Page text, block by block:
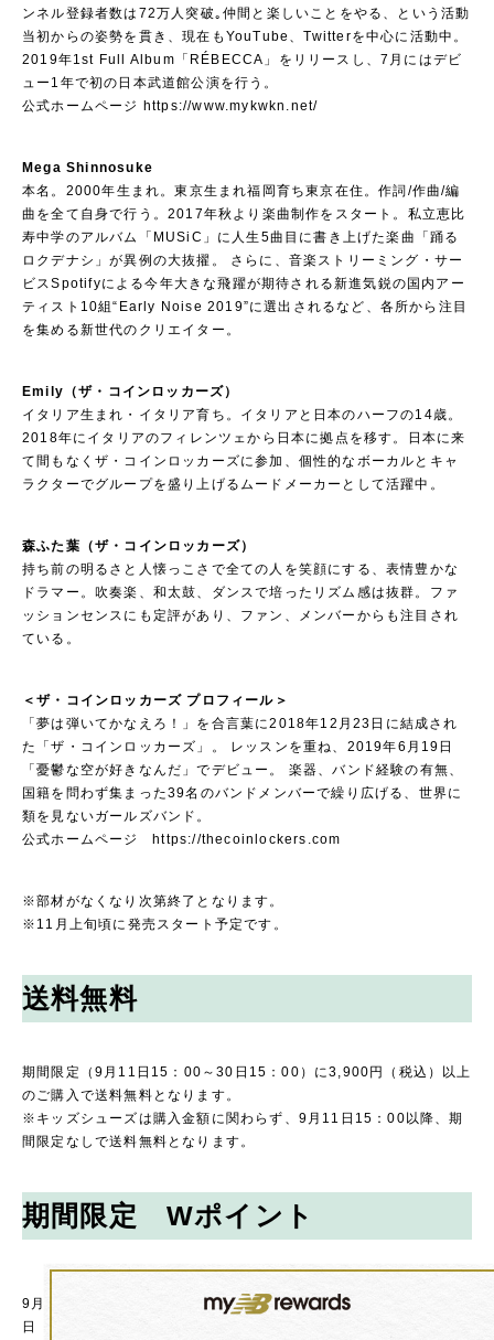
ンネル登録者数は72万人突破｡仲間と楽しいことをやる、という活動
当初からの姿勢を貫き、現在もYouTube、Twitterを中心に活動中。
2019年1st Full Album「RÉBECCA」をリリースし、7月にはデビ
ュー1年で初の日本武道館公演を行う。
公式ホームページ https://www.mykwkn.net/
Mega Shinnosuke
本名。2000年生まれ。東京生まれ福岡育ち東京在住。作詞/作曲/編
曲を全て自身で行う。2017年秋より楽曲制作をスタート。私立恵比
寿中学のアルバム「MUSiC」に人生5曲目に書き上げた楽曲「踊る
ロクデナシ」が異例の大抜擢。 さらに、音楽ストリーミング・サー
ビスSpotifyによる今年大きな飛躍が期待される新進気鋭の国内アー
ティスト10組“Early Noise 2019”に選出されるなど、各所から注目
を集める新世代のクリエイター。
Emily（ザ・コインロッカーズ）
イタリア生まれ・イタリア育ち。イタリアと日本のハーフの14歳。
2018年にイタリアのフィレンツェから日本に拠点を移す。日本に来
て間もなくザ・コインロッカーズに参加、個性的なボーカルとキャ
ラクターでグループを盛り上げるムードメーカーとして活躍中。
森ふた葉（ザ・コインロッカーズ）
持ち前の明るさと人懐っこさで全ての人を笑顔にする、表情豊かな
ドラマー。吹奏楽、和太鼓、ダンスで培ったリズム感は抜群。ファ
ッションセンスにも定評があり、ファン、メンバーからも注目され
ている。
＜ザ・コインロッカーズ プロフィール＞
「夢は弾いてかなえろ！」を合言葉に2018年12月23日に結成され
た「ザ・コインロッカーズ」。 レッスンを重ね、2019年6月19日
「憂鬱な空が好きなんだ」でデビュー。 楽器、バンド経験の有無、
国籍を問わず集まった39名のバンドメンバーで繰り広げる、世界に
類を見ないガールズバンド。
公式ホームページ https://thecoinlockers.com
※部材がなくなり次第終了となります。
※11月上旬頃に発売スタート予定です。
送料無料
期間限定（9月11日15：00～30日15：00）に3,900円（税込）以上
のご購入で送料無料となります。
※キッズシューズは購入金額に関わらず、9月11日15：00以降、期
間限定なしで送料無料となります。
期間限定 Wポイント
9月11
日